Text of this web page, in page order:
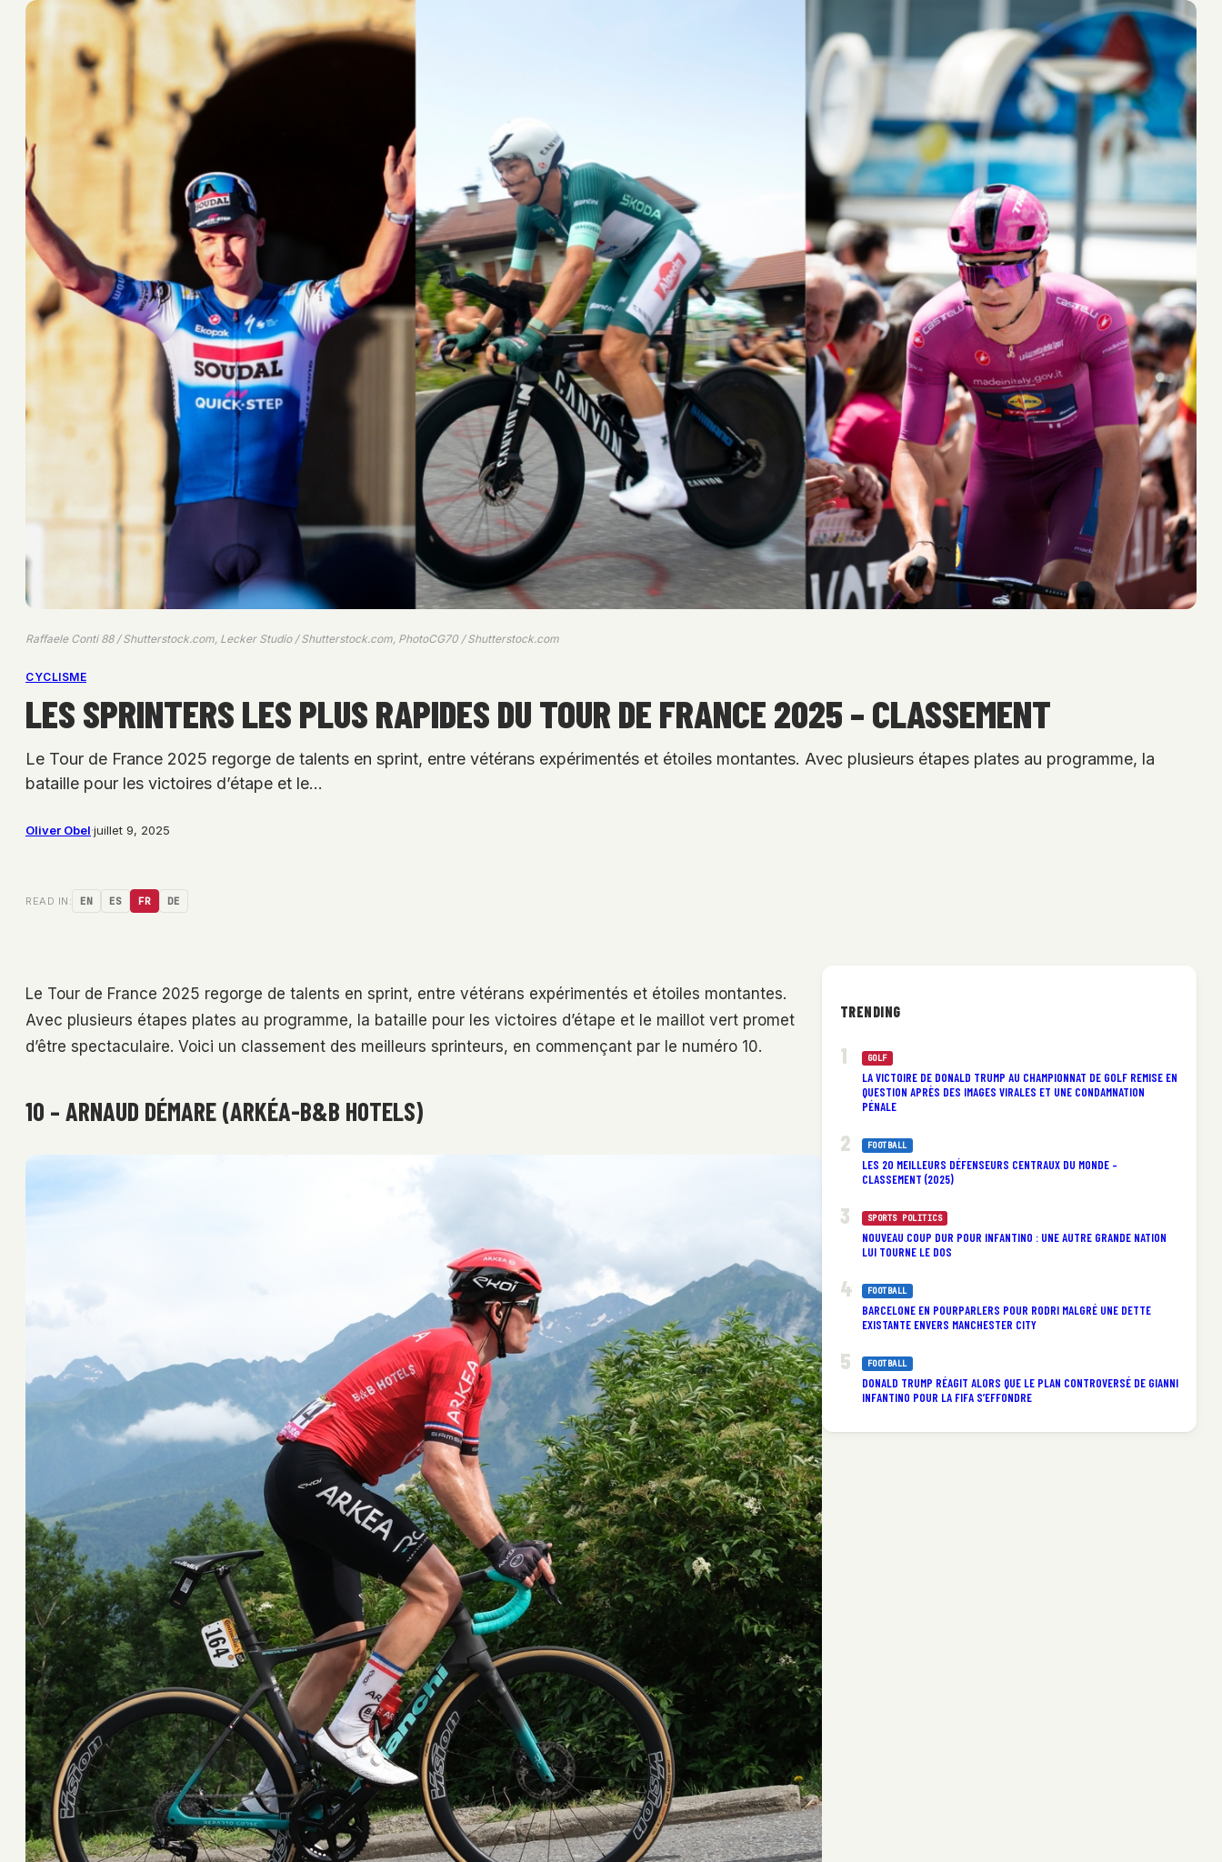
Raffaele Conti 88 / Shutterstock.com, Lecker Studio / Shutterstock.com, PhotoCG70 / Shutterstock.com
CYCLISME
LES SPRINTERS LES PLUS RAPIDES DU TOUR DE FRANCE 2025 – CLASSEMENT
Le Tour de France 2025 regorge de talents en sprint, entre vétérans expérimentés et étoiles montantes. Avec plusieurs étapes plates au programme, la
bataille pour les victoires d’étape et le…
Oliver Obel·juillet 9, 2025
READ IN: EN ES FR DE
Le Tour de France 2025 regorge de talents en sprint, entre vétérans expérimentés et étoiles montantes.
Avec plusieurs étapes plates au programme, la bataille pour les victoires d’étape et le maillot vert promet
d’être spectaculaire. Voici un classement des meilleurs sprinteurs, en commençant par le numéro 10.
10 – ARNAUD DÉMARE (ARKÉA-B&B HOTELS)
TRENDING
GOLF
LA VICTOIRE DE DONALD TRUMP AU CHAMPIONNAT DE GOLF REMISE EN
QUESTION APRÈS DES IMAGES VIRALES ET UNE CONDAMNATION
PÉNALE
FOOTBALL
LES 20 MEILLEURS DÉFENSEURS CENTRAUX DU MONDE –
CLASSEMENT (2025)
SPORTS POLITICS
NOUVEAU COUP DUR POUR INFANTINO : UNE AUTRE GRANDE NATION
LUI TOURNE LE DOS
FOOTBALL
BARCELONE EN POURPARLERS POUR RODRI MALGRÉ UNE DETTE
EXISTANTE ENVERS MANCHESTER CITY
FOOTBALL
DONALD TRUMP RÉAGIT ALORS QUE LE PLAN CONTROVERSÉ DE GIANNI
INFANTINO POUR LA FIFA S’EFFONDRE